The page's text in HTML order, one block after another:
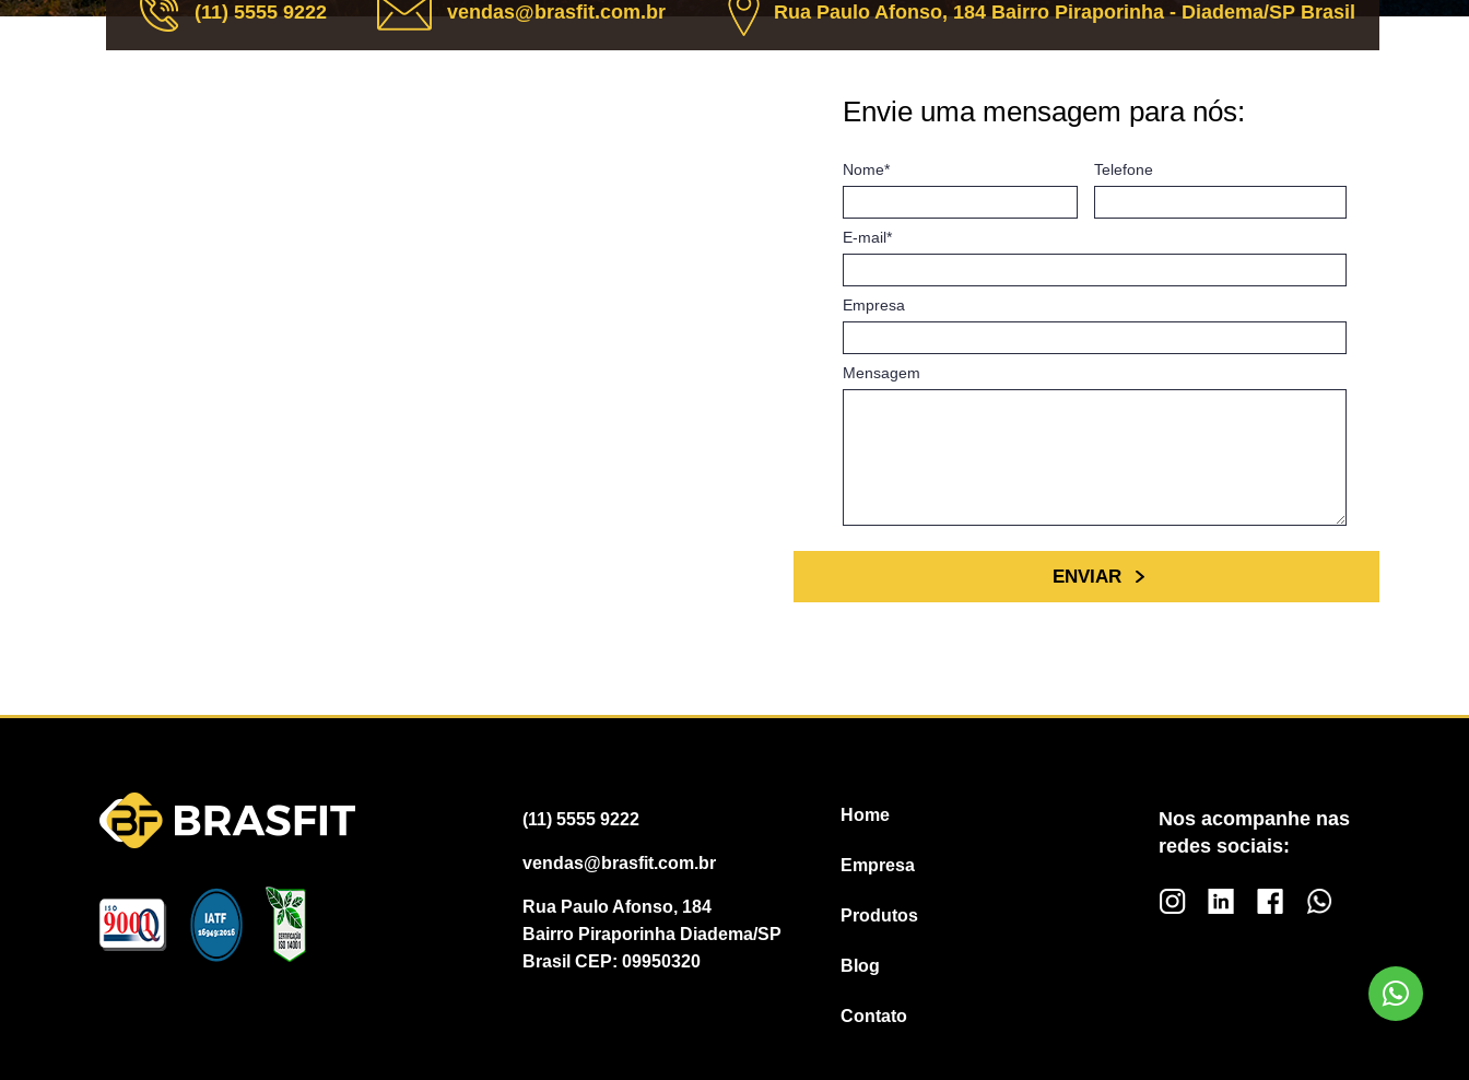
(11) 5555 9222 vendas@brasfit.com.br Rua Paulo Afonso, 184 Bairro Piraporinha - Diadema/SP Brasil
Envie uma mensagem para nós:
Nome* Telefone
E-mail*
Empresa
Mensagem
(11) 5555 9222
vendas@brasfit.com.br
Rua Paulo Afonso, 184
Bairro Piraporinha Diadema/SP
Brasil CEP: 09950320
Home
Empresa
Produtos
Blog
Contato
Nos acompanhe nas
redes sociais: